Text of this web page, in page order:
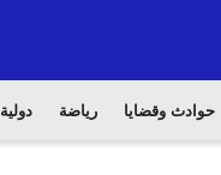
حوادث وقضايا رياضة دولية